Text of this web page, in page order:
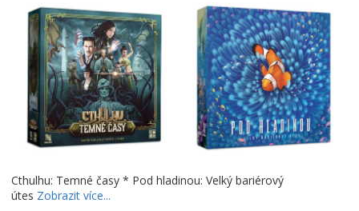
Cthulhu: Temné časy * Pod hladinou: Velký bariérový
útes Zobrazit více...